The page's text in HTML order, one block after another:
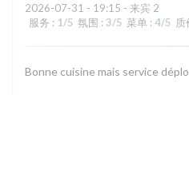
2026-07-31 - 19:15 - 来宾 2
服务 : 1/5 氛围 : 3/5 菜单 : 4/5 质
Bonne cuisine mais service